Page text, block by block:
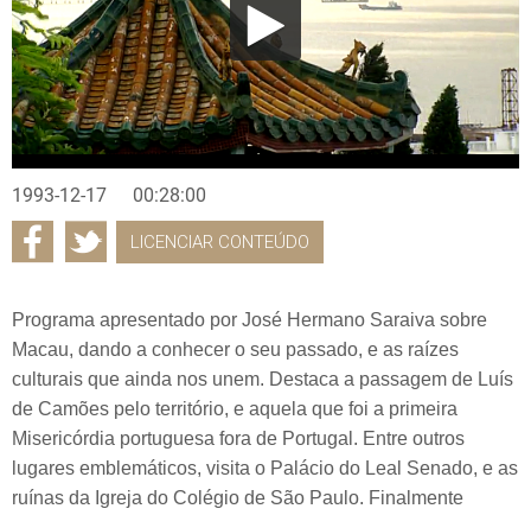
1993-12-17 00:28:00
LICENCIAR CONTEÚDO
Programa apresentado por José Hermano Saraiva sobre
Macau, dando a conhecer o seu passado, e as raízes
culturais que ainda nos unem. Destaca a passagem de Luís
de Camões pelo território, e aquela que foi a primeira
Misericórdia portuguesa fora de Portugal. Entre outros
lugares emblemáticos, visita o Palácio do Leal Senado, e as
ruínas da Igreja do Colégio de São Paulo. Finalmente